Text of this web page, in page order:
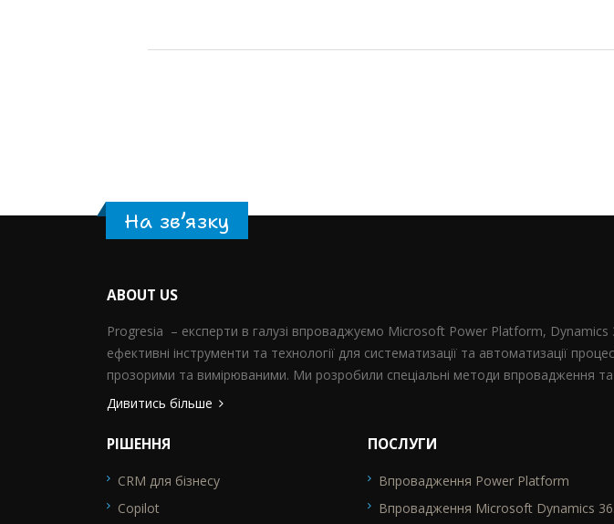
На зв’язку
ABOUT US
Progresia – експерти в галузі впроваджуємо Microsoft Power Platform,
ефективні інструменти та технології для систематизації та автоматизації
прозорими та вимірюваними. Ми розробили спеціальні методи впровадження та
Дивитись більше
РІШЕННЯ
SEO_FTR1
CRM для бізнесу
Copilot
ПОСЛУГИ
SEO_FTR2
Впровадження Power Platform
Впровадження Microsoft Dynamics